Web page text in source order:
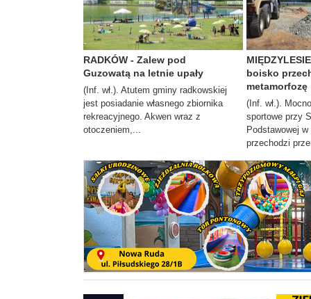
RADKÓW - Zalew pod
Guzowatą na letnie upały
(Inf. wł.). Atutem gminy radkowskiej
jest posiadanie własnego zbiornika
rekreacyjnego. Akwen wraz z
otoczeniem,...
boisko
metamorfozę
(Inf. wł.).
sportowe przy
Podstawowej
przechodzi